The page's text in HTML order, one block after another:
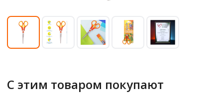
С этим товаром покупают